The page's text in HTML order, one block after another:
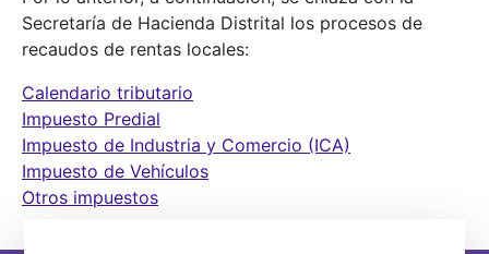
Secretaría de Hacienda Distrital los procesos de
recaudos de rentas locales:
Calendario tributario
Impuesto Predial
Impuesto de Industria y Comercio (ICA)
Impuesto de Vehículos
Otros impuestos